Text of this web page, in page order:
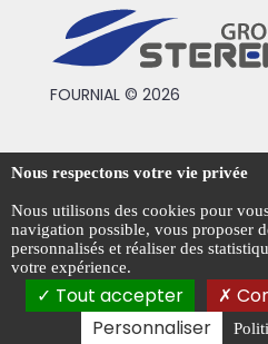
FOURNIAL © 2026
Conditions générales de
Mentions légales
Politique de confidentialité
Gestion des cookies
Nous respectons votre vie privée
Nous utilisons des cookies pour
navigation possible, vous proposer
personnalisés et réaliser des
votre expérience.
Tout accepter
Personnaliser